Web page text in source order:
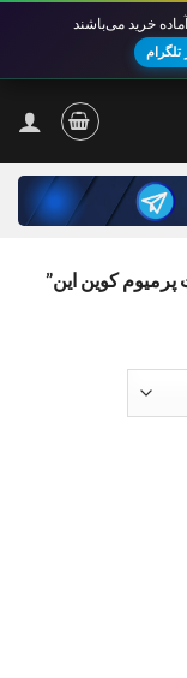
خرید می‌باشند
تلگرام
کوین این”